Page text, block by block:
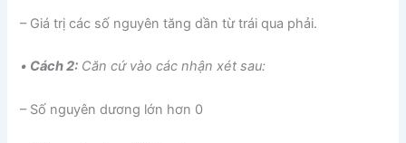
– Giá trị các số nguyên tăng dần từ trái qua phải.
• Cách 2: Căn cứ vào các nhận xét sau:
– Số nguyên dương lớn hơn 0